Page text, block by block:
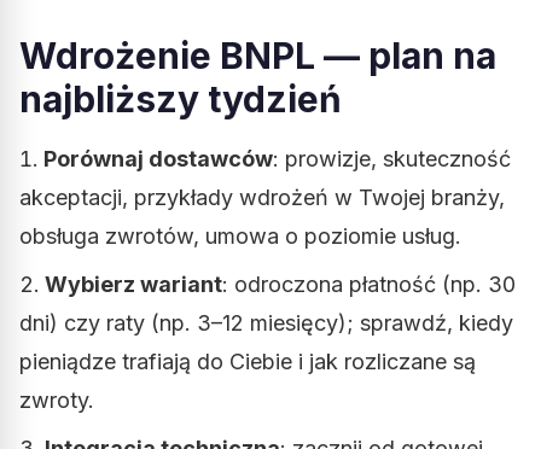
Wdrożenie BNPL — plan na
najbliższy tydzień
Porównaj dostawców: prowizje, skuteczność
akceptacji, przykłady wdrożeń w Twojej branży,
obsługa zwrotów, umowa o poziomie usług.
Wybierz wariant: odroczona płatność (np. 30
dni) czy raty (np. 3–12 miesięcy); sprawdź, kiedy
pieniądze trafiają do Ciebie i jak rozliczane są
zwroty.